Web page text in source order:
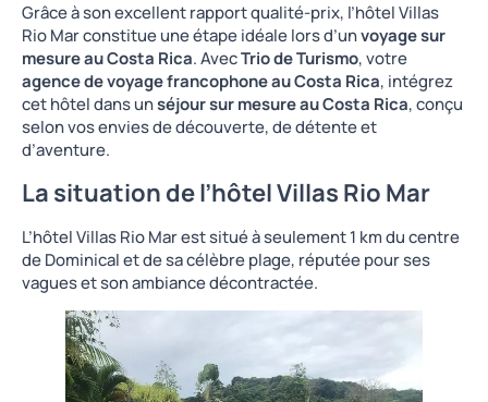
Grâce à son excellent rapport qualité-prix, l’hôtel Villas
Rio Mar constitue une étape idéale lors d’unvoyage sur
mesure au Costa Rica. AvecTrio de Turismo, votre
agence de voyage francophone au Costa Rica, intégrez
cet hôtel dans unséjour sur mesure au Costa Rica, conçu
selon vos envies de découverte, de détente et
d’aventure.
La situation de l’hôtel Villas Rio Mar
L’hôtel Villas Rio Mar est situé à seulement 1 km du centre
de Dominical et de sa célèbre plage, réputée pour ses
vagues et son ambiance décontractée.